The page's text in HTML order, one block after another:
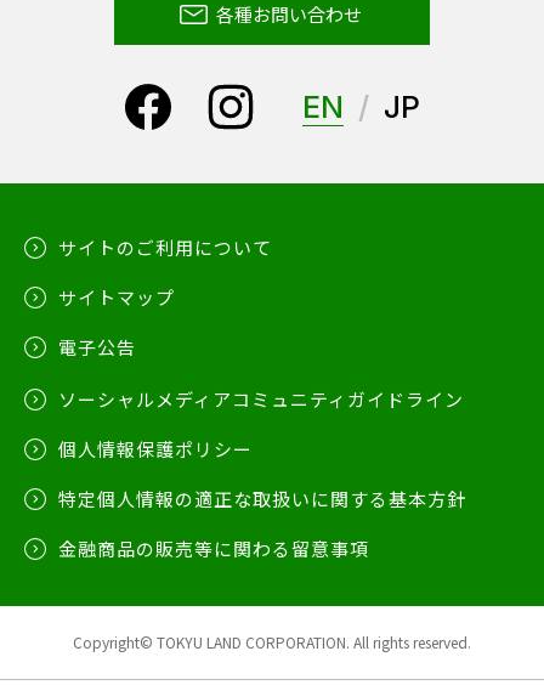
各種お問い合わせ
EN JP
サイトのご利用について
サイトマップ
電子公告
ソーシャルメディアコミュニティガイドライン
個人情報保護ポリシー
特定個人情報の適正な取扱いに関する基本方針
金融商品の販売等に関わる留意事項
Copyright© TOKYU LAND CORPORATION. All rights reserved.